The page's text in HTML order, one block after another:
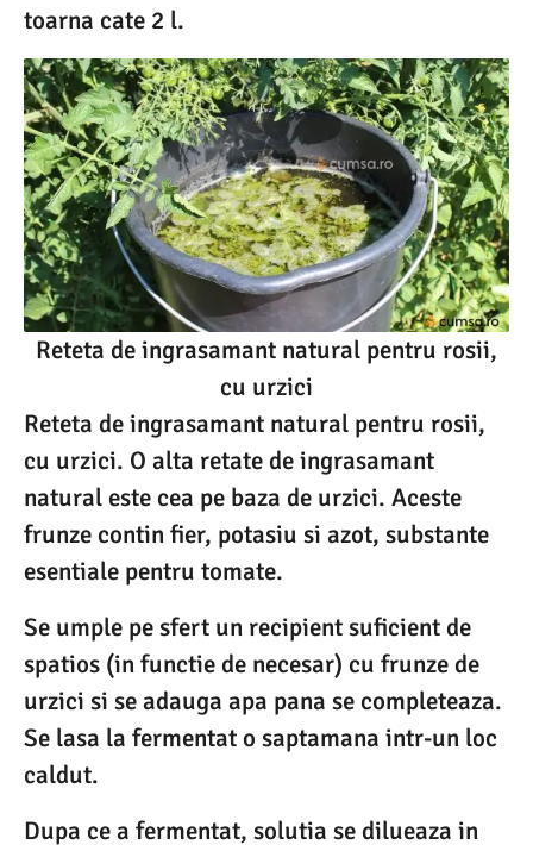
toarna cate 2 l.
Reteta de ingrasamant natural pentru rosii,
cu urzici
Reteta de ingrasamant natural pentru rosii,
cu urzici. O alta retate de ingrasamant
natural este cea pe baza de urzici. Aceste
frunze contin fier, potasiu si azot, substante
esentiale pentru tomate.
Se umple pe sfert un recipient suficient de
spatios (in functie de necesar) cu frunze de
urzici si se adauga apa pana se completeaza.
Se lasa la fermentat o saptamana intr-un loc
caldut.
Dupa ce a fermentat, solutia se dilueaza in